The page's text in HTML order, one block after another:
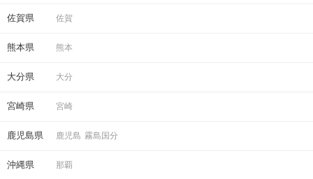
佐賀県 佐賀
熊本県 熊本
大分県 大分
宮崎県 宮崎
鹿児島県 鹿児島 霧島国分
沖縄県 那覇